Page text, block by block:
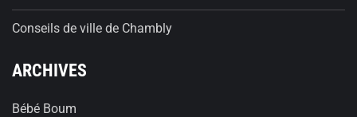
Conseils de ville de Chambly
ARCHIVES
Bébé Boum